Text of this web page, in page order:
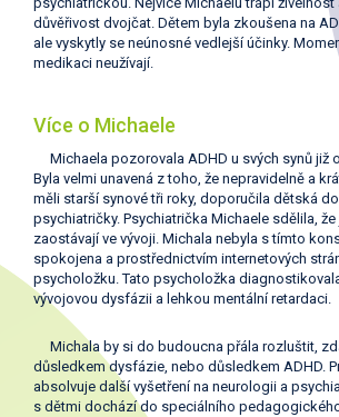
důvěřivost dvojčat. Dětem byla zkoušena na
ale vyskytly se neúnosné vedlejší účinky.
medikaci neužívají.
Více o Michaele
Michaela pozorovala ADHD u svých synů již
Byla velmi unavená z toho, že nepravidelně a
měli starší synové tři roky, doporučila dětská
psychiatričky. Psychiatrička Michaele sdělila,
zaostávají ve vývoji. Michala nebyla s tímto
spokojena a prostřednictvím internetových
psycholožku. Tato psycholožka
vývojovou dysfázii a lehkou mentální retardaci.
Michala by si do budoucna přála rozluštit,
důsledkem dysfázie, nebo důsledkem ADHD.
absolvuje další vyšetření na neurologii a
s dětmi dochází do speciálního